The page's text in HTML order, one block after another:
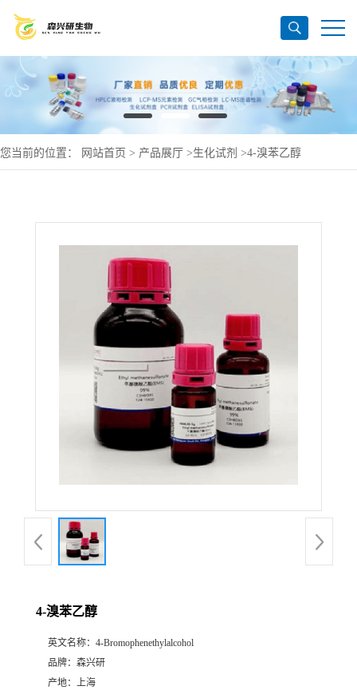
您当前的位置： 网站首页 > 产品展厅 >生化试剂 >4-溴苯乙醇
4-溴苯乙醇
英文名称： 4-Bromophenethylalcohol
品牌： 森兴研
产地： 上海